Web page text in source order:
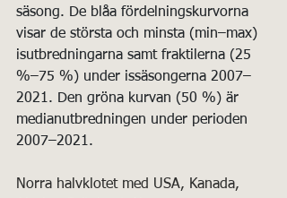
säsong. De blåa fördelningskurvorna
visar de största och minsta (min–max)
isutbredningarna samt fraktilerna (25
%–75 %) under issäsongerna 2007–
2021. Den gröna kurvan (50 %) är
medianutbredningen under perioden
2007–2021.
Norra halvklotet med USA, Kanada,